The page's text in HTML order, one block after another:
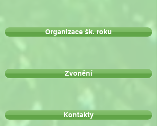
Organizace šk. roku
Zvonění
Kontakty